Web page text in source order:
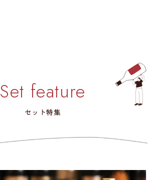
Set feature
セット特集